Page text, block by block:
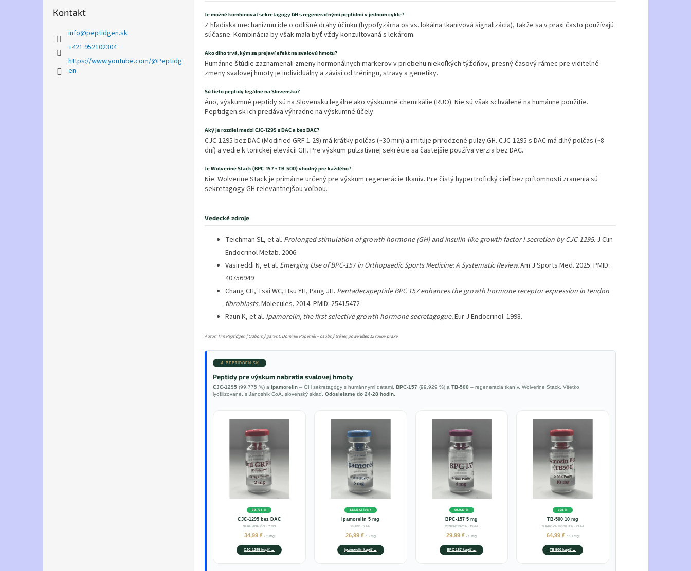
Kontakt
info@peptidgen.sk
+421 952102304
https://www.youtube.com/@Peptidg
en
Je možné kombinovať sekretagogy GH s regeneračnými peptidmi v jednom cykle?
Z hľadiska mechanizmu ide o odlišné dráhy účinku (hypofyzárna os vs. lokálna tkanivová signalizácia), takže sa v praxi často používajú
súčasne. Kombinácia by však mala byť vždy konzultovaná s lekárom.
Ako dlho trvá, kým sa prejaví efekt na svalovú hmotu?
Humánne štúdie zaznamenali zmeny hormonálnych markerov v priebehu niekoľkých týždňov, presný časový rámec pre viditeľné
zmeny svalovej hmoty je individuálny a závisí od tréningu, stravy a genetiky.
Sú tieto peptidy legálne na Slovensku?
Áno, výskumné peptidy sú na Slovensku legálne ako výskumné chemikálie (RUO). Nie sú však schválené na humánne použitie.
Peptidgen.sk ich predáva výhradne na výskumné účely.
Aký je rozdiel medzi CJC-1295 s DAC a bez DAC?
CJC-1295 bez DAC (Modified GRF 1-29) má krátky polčas (~30 min) a imituje prirodzené pulzy GH. CJC-1295 s DAC má dlhý polčas (~8
dní) a vedie k tonickej elevácii GH. Pre výskum pulzatívnej sekrécie sa častejšie používa verzia bez DAC.
Je Wolverine Stack (BPC-157 + TB-500) vhodný pre každého?
Nie. Wolverine Stack je primárne určený pre výskum regenerácie tkanív. Pre čistý hypertrofický cieľ bez prítomnosti zranenia sú
sekretagogy GH relevantnejšou voľbou.
Vedecké zdroje
Teichman SL, et al. Prolonged stimulation of growth hormone (GH) and insulin-like growth factor I secretion by CJC-1295. J Clin
Endocrinol Metab. 2006.
Vasireddi N, et al. Emerging Use of BPC-157 in Orthopaedic Sports Medicine: A Systematic Review.Am J Sports Med. 2025. PMID:
40756949
Chang CH, Tsai WC, Hsu YH, Pang JH. Pentadecapeptide BPC 157 enhances the growth hormone receptor expression in tendon
fibroblasts.Molecules. 2014. PMID: 25415472
Raun K, et al. Ipamorelin, the first selective growth hormone secretagogue.Eur J Endocrinol. 1998.
Autor: Tím Peptidgen | Odborný garant: Dominik Poperník – osobný tréner, powerlifter, 12 rokov praxe
🔬 PEPTIDGEN.SK
Peptidy pre výskum nabratia svalovej hmoty
CJC-1295 (99,775 %) a Ipamorelin – GH sekretagógy s humánnymi dátami. BPC-157 (99,929 %) a TB-500 – regenerácia tkanív, Wolverine Stack. Všetko
lyofilizované, s Janoshik CoA, slovenský sklad. Odosielame do 24-28 hodín.
99,775 %
CJC-1295 bez DAC
GHRH ANALÓG · 2 MG
34,99 € / 2 mg
CJC-1295 kúpiť →
SELEKTÍVNY
Ipamorelin 5 mg
GHRP · 5 AA
26,99 € / 5 mg
Ipamorelin kúpiť →
99,929 %
BPC-157 5 mg
REGENERÁCIA · 15 AA
29,99 €/ 5 mg
BPC-157 kúpiť →
≥98 %
TB-500 10 mg
BUNKOVÁ MOBILITA · 43 AA
64,99 €/ 10 mg
TB-500 kúpiť →